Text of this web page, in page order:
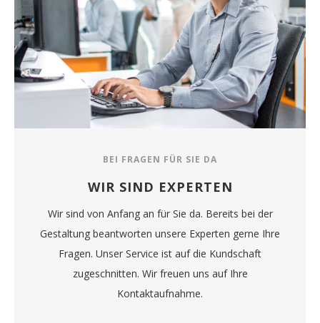
BEI FRAGEN FÜR SIE DA
WIR SIND EXPERTEN
Wir sind von Anfang an für Sie da. Bereits bei der
Gestaltung beantworten unsere Experten gerne Ihre
Fragen. Unser Service ist auf die Kundschaft
zugeschnitten. Wir freuen uns auf Ihre
Kontaktaufnahme.